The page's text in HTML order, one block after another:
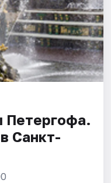
Петергофа.
Санкт-